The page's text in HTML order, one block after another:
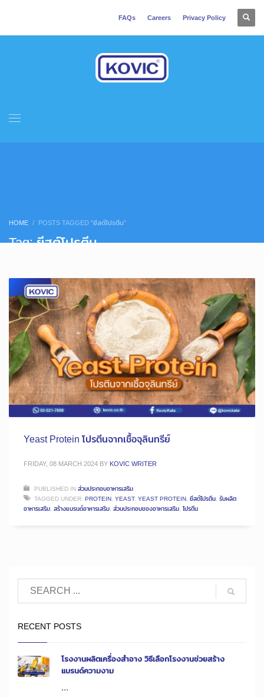
FAQs Careers Privacy Policy
HOME POSTS TAGGED "ยีสต์โปรตีน"
Tag: ยีสต์โปรตีน
Yeast Protein โปรตีนจากเชื้อจุลินทรีย์
FRIDAY, 08 MARCH 2024 BY KOVIC WRITER
PUBLISHED INส่วนประกอบอาหารเสริม
TAGGED UNDER: PROTEIN, YEAST, YEAST PROTEIN, ยีสต์โปรตีน, รับผลิต
อาหารเสริม, สร้างแบรนด์อาหารเสริม, ส่วนประกอบของอาหารเสริม, โปรตีน
RECENT POSTS
โรงงานผลิตเครื่องสำอาง วิธีเลือกโรงงานช่วยสร้าง
แบรนด์ความงาม
...